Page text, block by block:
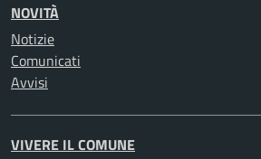
NOVITÀ
Notizie
Comunicati
Avvisi
VIVERE IL COMUNE